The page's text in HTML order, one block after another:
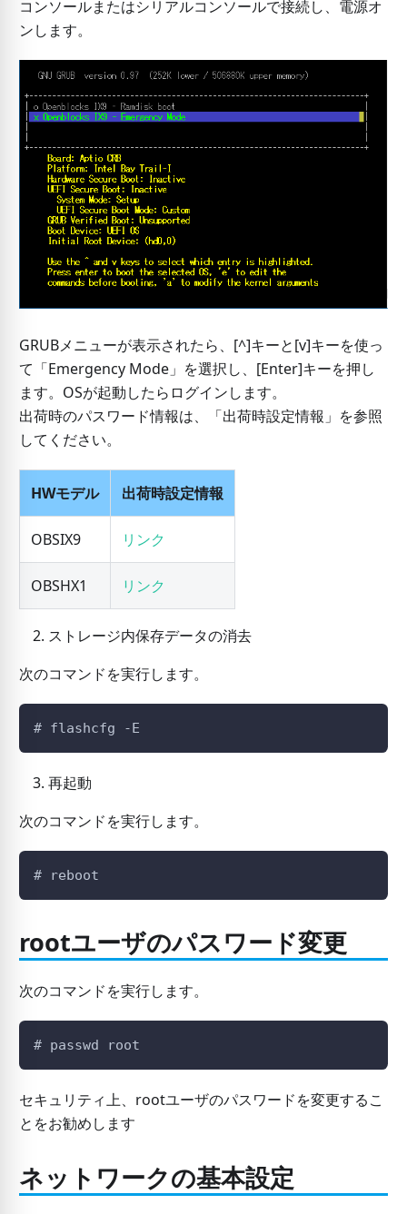
コンソールまたはシリアルコンソールで接続し、電源オ
ンします。
GRUBメニューが表示されたら、[^]キーと[v]キーを使っ
て「Emergency Mode」を選択し、 [Enter]キーを押し
ます。OSが起動したらログインします。
出荷時のパスワード情報は、「出荷時設定情報」を参照
してください。
HWモデル 出荷時設定情報
OBSIX9 リンク
OBSHX1 リンク
ストレージ内保存データの消去
次のコマンドを実行します。
# flashcfg -E
再起動
次のコマンドを実行します。
# reboot
rootユーザのパスワード変更
次のコマンドを実行します。
# passwd root
セキュリティ上、rootユーザのパスワードを変更するこ
とをお勧めします
ネットワークの基本設定